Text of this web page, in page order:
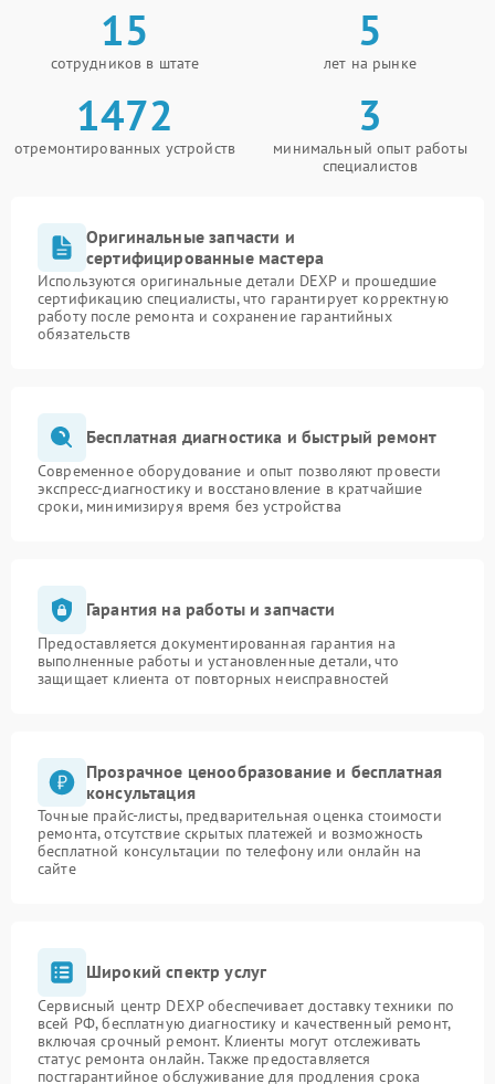
15
сотрудников в штате
5
лет на рынке
1472
отремонтированных устройств
3
минимальный опыт работы
специалистов
Оригинальные запчасти и
сертифицированные мастера
Используются оригинальные детали DEXP и прошедшие
сертификацию специалисты, что гарантирует корректную
работу после ремонта и сохранение гарантийных
обязательств
Бесплатная диагностика и быстрый ремонт
Современное оборудование и опыт позволяют провести
экспресс-диагностику и восстановление в кратчайшие
сроки, минимизируя время без устройства
Гарантия на работы и запчасти
Предоставляется документированная гарантия на
выполненные работы и установленные детали, что
защищает клиента от повторных неисправностей
Прозрачное ценообразование и бесплатная
консультация
Точные прайс-листы, предварительная оценка стоимости
ремонта, отсутствие скрытых платежей и возможность
бесплатной консультации по телефону или онлайн на
сайте
Широкий спектр услуг
Сервисный центр DEXP обеспечивает доставку техники по
всей РФ, бесплатную диагностику и качественный ремонт,
включая срочный ремонт. Клиенты могут отслеживать
статус ремонта онлайн. Также предоставляется
постгарантийное обслуживание для продления срока